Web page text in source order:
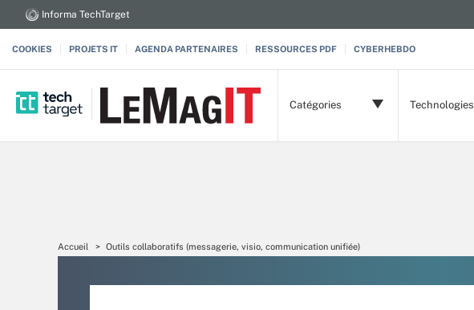
Informa TechTarget
COOKIES PROJETS IT AGENDA PARTENAIRES RESSOURCES PDF CYBERHEBDO
Catégories Technologies
Accueil Outils collaboratifs (messagerie, visio, communication unifiée)